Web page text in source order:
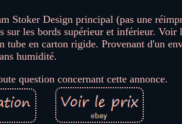
Stoker Design principal (pas une
les bords supérieur et inférieur. Voir
en carton rigide. Provenant d'un
humidité.
question concernant cette annonce.